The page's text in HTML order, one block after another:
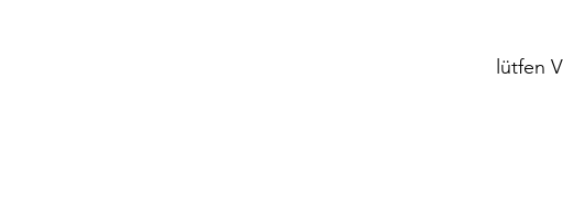
lütfen